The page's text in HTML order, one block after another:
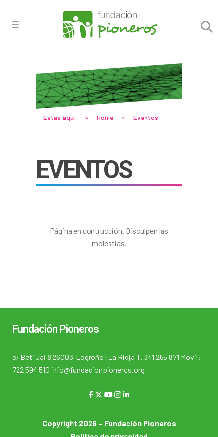
Estás aquí: » Home » Eventos
EVENTOS
Página en contrucción. Disculpen las
molestias.
Fundación Pioneros
c/ Beti Jai 8 26003-Logroño | La Rioja T. 941 255 871 Móvil:
722 594 510 info@fundacionpioneros.org
Copyright 2026 – Fundación Pioneros